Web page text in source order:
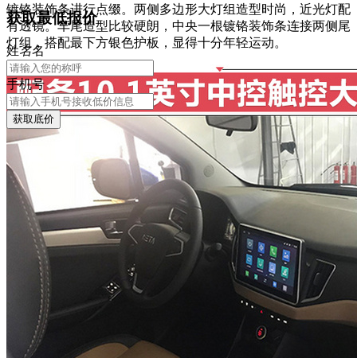
镀铬装饰条进行点缀。两侧多边形大灯组造型时尚，近光灯配
有透镜。车尾造型比较硬朗，中央一根镀铬装饰条连接两侧尾
灯组，搭配最下方银色护板，显得十分年轻运动。
获取最低报价
姓名名
手机号
获取底价